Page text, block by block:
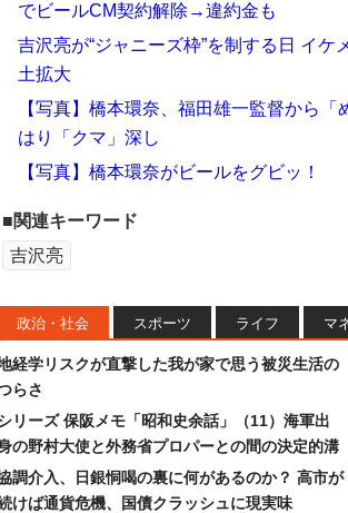
でビールCM契約解除→違約金も
吉沢亮が“ジャニーズ枠”を制する日 イ
土拡大
【写真】橋本環奈、福田雄一監督から
はり「クマ」深し
【写真】橋本環奈がビールをグビッ！
■関連キーワード
吉沢亮
政治・社会 スポーツ ライフ マ
経学リスクが直撃した我が家で思う被災生活の
らさ
リーズ 保阪メモ「昭和史余話」（11）海軍出
の野村大使と外務省プロパーとの間の決定的溝
調介入、日銀恫喝の裏に何があるのか？ 高市が
けば通貨危機、国債クラッシュに現実味